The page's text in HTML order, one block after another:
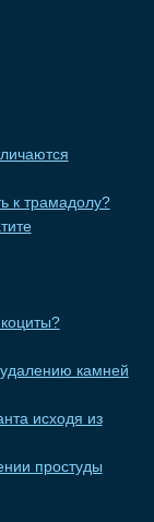
к трамадолу?
камней
исходя из
простуды